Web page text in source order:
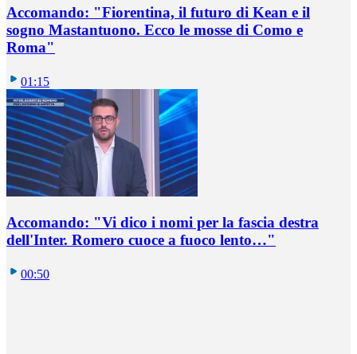
Accomando: "Fiorentina, il futuro di Kean e il
sogno Mastantuono. Ecco le mosse di Como e
Roma"
01:15
Accomando: "Vi dico i nomi per la fascia destra
dell'Inter. Romero cuoce a fuoco lento…"
00:50